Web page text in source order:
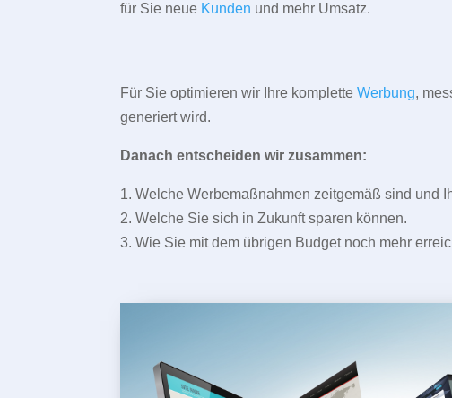
für Sie neue Kunden und mehr Umsatz.
Für Sie optimieren wir Ihre kompletteWerbung,
generiert wird.
Danach entscheiden wir zusammen:
1. Welche Werbemaßnahmen zeitgemäß sind und
2. Welche Sie sich in Zukunft sparen können.
3. Wie Sie mit dem übrigen Budget noch mehr